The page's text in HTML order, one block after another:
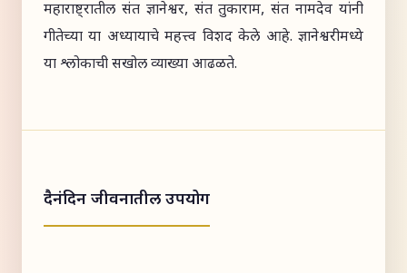
महाराष्ट्रातील संत ज्ञानेश्वर, संत तुकाराम, संत नामदेव यांनी
गीतेच्या या अध्यायाचे महत्त्व विशद केले आहे. ज्ञानेश्वरीमध्ये
या श्लोकाची सखोल व्याख्या आढळते.
दैनंदिन जीवनातील उपयोग